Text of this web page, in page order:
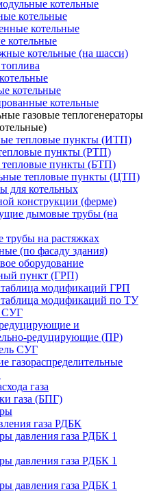
котельные
котельные
котельные
котельные
котельные (на шасси)
котельные
котельные
газовые теплогенераторы
тепловые пункты (ИТП)
пункты (РТП)
пункты (БТП)
тепловые пункты (ЦТП)
для котельных
конструкции (ферме)
дымовые трубы (на
на растяжках
(по фасаду здания)
оборудование
пункт (ГРП)
модификаций ГРП
модификаций по ТУ
СУГ
и
редуцирующие (ПР)
СУГ
газораспределительные
газа
газа (БПГ)
газа РДБК
давления газа РДБК 1
давления газа РДБК 1
давления газа РДБК 1